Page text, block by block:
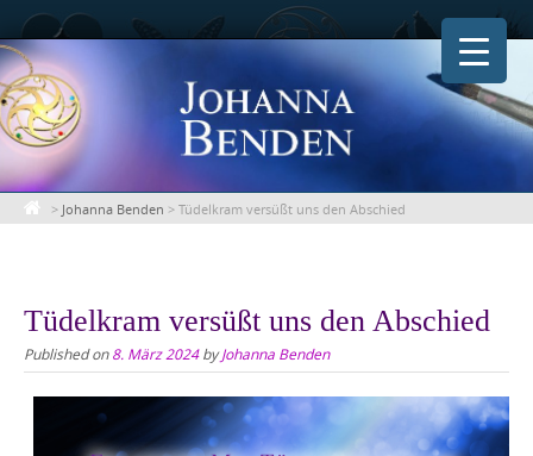
Skip
to
content
> Johanna Benden > Tüdelkram versüßt uns den Abschied
Tüdelkram versüßt uns den Abschied
Published on8. März 2024byJohanna Benden